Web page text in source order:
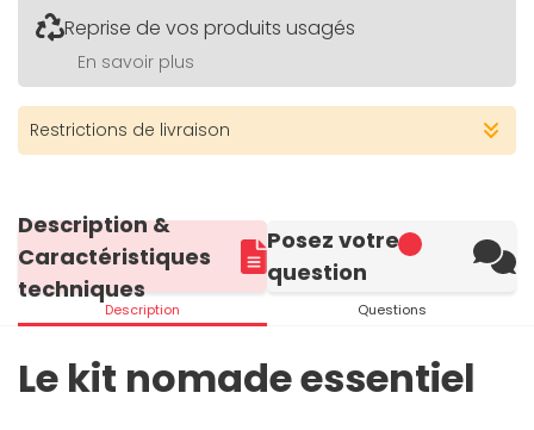
Reprise de vos produits usagés
En savoir plus
Restrictions de livraison
Description &
Caractéristiques
techniques
Description
Posez votre
question
Questions
Le kit nomade essentiel